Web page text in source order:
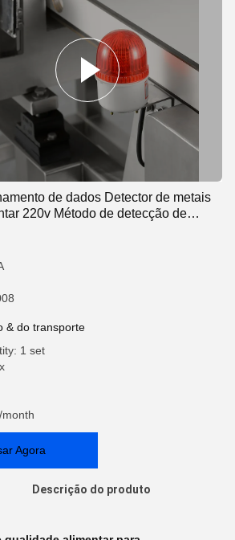
de dados Detector de metais
220v Método de detecção de
& do transporte
1 set
month
Agora
Descrição do produto